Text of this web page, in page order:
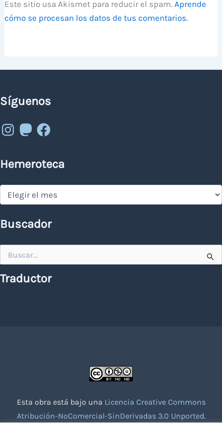
Este sitio usa Akismet para reducir el spam.Aprende
cómo se procesan los datos de tus comentarios.
Síguenos
Instagram
MastodonFacebook
Hemeroteca
Hemeroteca
Buscador
por:
Traductor
Esta obra está bajo una Licencia Creative Commons
Atribución-NoComercial-SinDerivadas 3.0 Unported.